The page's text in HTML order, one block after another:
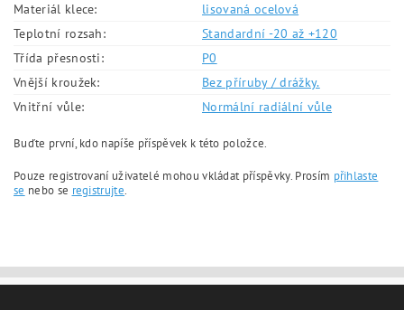
Materiál klece:
lisovaná ocelová
Teplotní rozsah:
Standardní -20 až +120
Třída přesnosti:
P0
Vnější kroužek:
Bez příruby / drážky.
Vnitřní vůle:
Normální radiální vůle
Buďte první, kdo napíše příspěvek k této položce.
Pouze registrovaní uživatelé mohou vkládat příspěvky. Prosím přihlaste
se nebo se registrujte.